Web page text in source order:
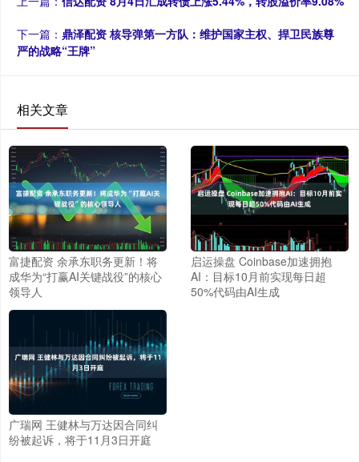
下一篇： 鼎泽配资 核导弹第一方队：维护国家主权、捍卫民族尊
严的战略“王牌”
相关文章
富捷配资 余承东职务更新！将
成华为“打赢AI关键战役”的核心
领导人
启运操盘 Coinbase加速拥抱
AI：目标10月前实现每日超
50%代码由AI生成
广瑞网 王健林与万达因合同纠
纷被起诉，将于11月3日开庭